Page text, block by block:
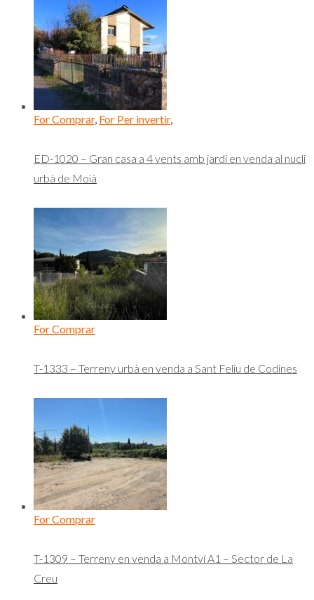
For Comprar, For Per invertir,
ED-1020 – Gran casa a 4 vents amb jardí en venda al nucli
urbà de Moià
For Comprar
T-1333 – Terreny urbà en venda a Sant Feliu de Codines
For Comprar
T-1309 – Terreny en venda a Montví A1 – Sector de La
Creu